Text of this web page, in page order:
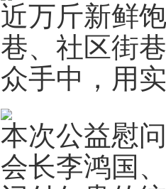
近万斤新鲜
巷、社区街
众手中，用
本次公益慰
会长李鸿国